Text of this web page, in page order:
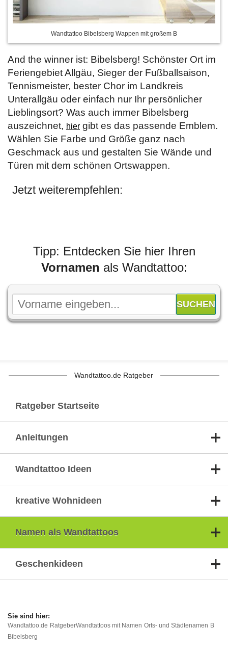
Wandtattoo Bibelsberg Wappen mit großem B
And the winner ist: Bibelsberg! Schönster Ort im
Feriengebiet Allgäu, Sieger der Fußballsaison,
Tennismeister, bester Chor im Landkreis
Unterallgäu oder einfach nur Ihr persönlicher
Lieblingsort? Was auch immer Bibelsberg
auszeichnet, hier gibt es das passende Emblem.
Wählen Sie Farbe und Größe ganz nach
Geschmack aus und gestalten Sie Wände und
Türen mit dem schönen Ortswappen.
Jetzt weiterempfehlen:
Tipp: Entdecken Sie hier Ihren
Vornamen als Wandtattoo:
Wandtattoo.de Ratgeber
Ratgeber Startseite
Anleitungen
Wandtattoo Ideen
kreative Wohnideen
Namen als Wandtattoos
Geschenkideen
Wandtattoo.de RatgeberWandtattoos mit Namen Orts- und Städtenamen B
Bibelsberg